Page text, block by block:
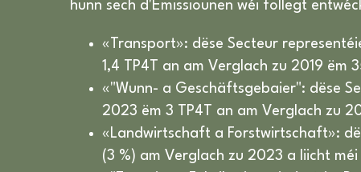
hunn sech d'Emissiounen wéi follegt
«Transport»: dëse Secteur
1,4 TP4T an am Verglach zu 2019 ëm
«"Wunn- a Geschäftsgebaier": dëse
2023 ëm 3 TP4T an am Verglach zu
«Landwirtschaft a Forstwirtschaft»:
(3 %) am Verglach zu 2023 a liicht